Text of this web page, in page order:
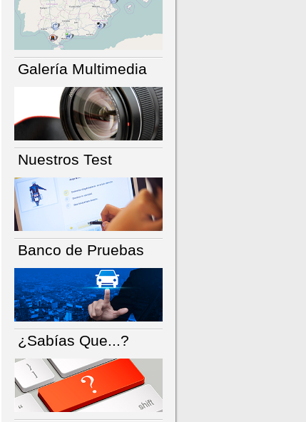
Galería Multimedia
Nuestros Test
Banco de Pruebas
¿Sabías Que...?